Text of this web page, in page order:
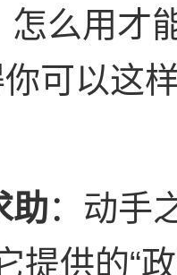
怎么用才
可以这
助：动手
提供的“